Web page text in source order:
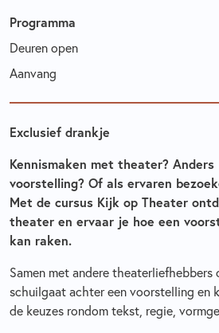
Kennismaken met theater?
voorstelling? Of als ervaren
Met de cursus Kijk op Theater
theater en ervaar je hoe een
kan raken.
Samen met andere
schuilgaat achter een voorstelling en
de keuzes rondom tekst, regie,
Programma
Deuren open
Aanvang
Exclusief drankje